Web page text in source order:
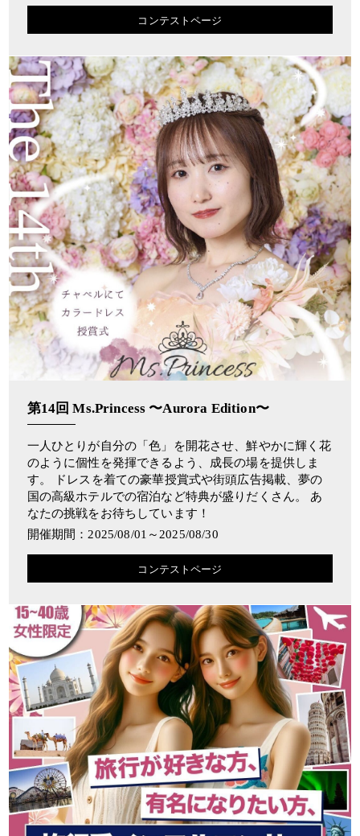
コンテストページ
第14回 Ms.Princess 〜Aurora Edition〜
一人ひとりが自分の「色」を開花させ、鮮やかに輝く花
のように個性を発揮できるよう、成長の場を提供しま
す。 ドレスを着ての豪華授賞式や街頭広告掲載、夢の
国の高級ホテルでの宿泊など特典が盛りだくさん。 あ
なたの挑戦をお待ちしています！
開催期間：2025/08/01～2025/08/30
コンテストページ